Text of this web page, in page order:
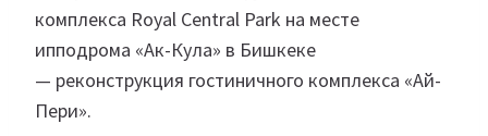
комплекса Royal Central Park на месте
ипподрома «Ак-Кула» в Бишкеке
— реконструкция гостиничного комплекса «Ай-
Пери».